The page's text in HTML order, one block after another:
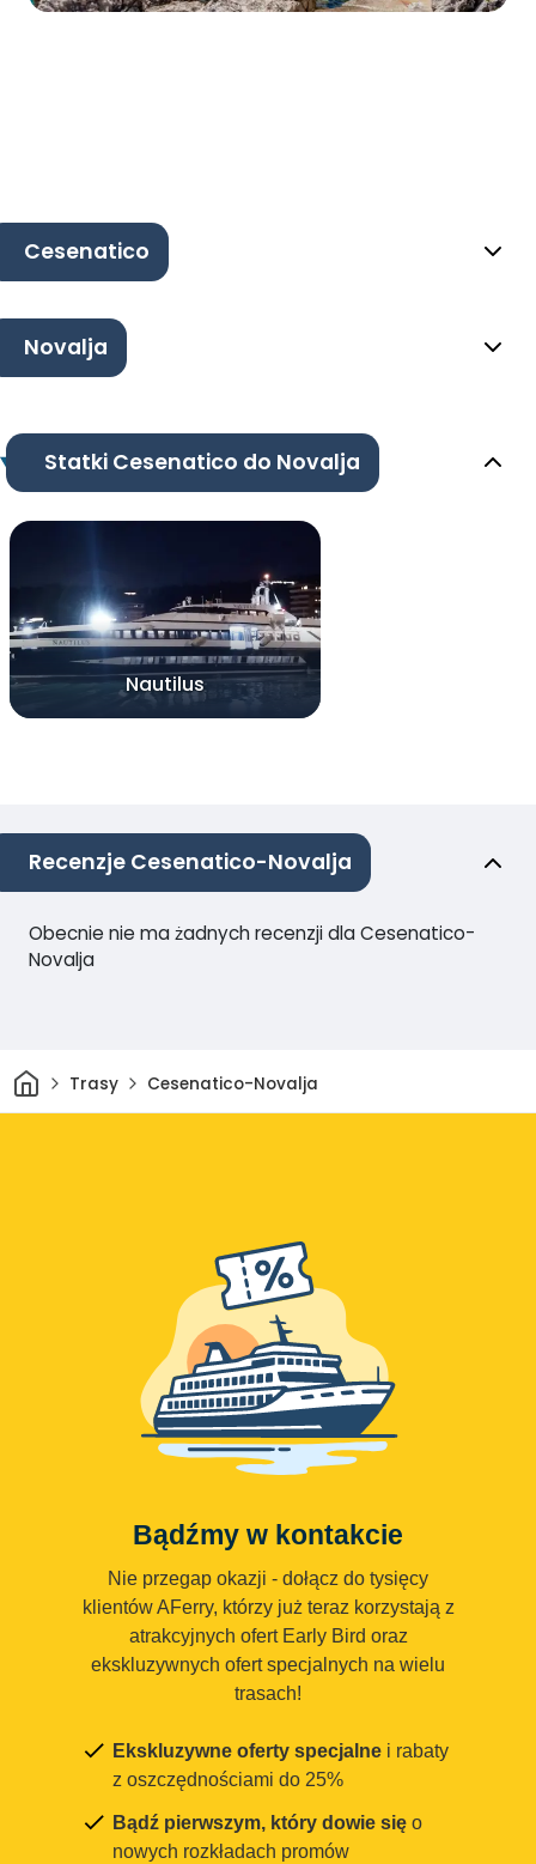
Cesenatico
Novalja
Statki Cesenatico do Novalja
Nautilus
Recenzje Cesenatico-Novalja
Obecnie nie ma żadnych recenzji dla Cesenatico-
Novalja
DomTrasy Cesenatico-Novalja
Bądźmy w kontakcie
Nie przegap okazji - dołącz do tysięcy
klientów AFerry, którzy już teraz korzystają z
atrakcyjnych ofert Early Bird oraz
ekskluzywnych ofert specjalnych na wielu
trasach!
Ekskluzywne oferty specjalne i rabaty
z oszczędnościami do 25%
Bądź pierwszym, który dowie się o
nowych rozkładach promów